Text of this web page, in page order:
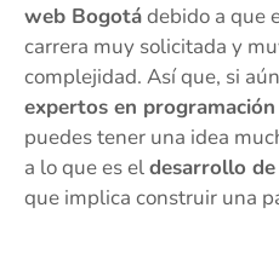
web Bogotádebido a que
carrera muy solicitada y
complejidad. Así que, si
expertos en programación
puedes tener una idea
a lo que es eldesarrollo de
que implica construir una